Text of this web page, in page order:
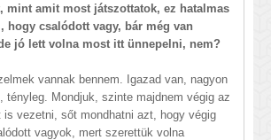
mint amit most játszottatok, ez hatalmas
hogy csalódott vagy, bár még van
jó lett volna most itt ünnepelni, nem?
vannak bennem. Igazad van, nagyon
tényleg. Mondjuk, szinte majdnem végig az
is vezetni, sőt mondhatni azt, hogy végig
vagyok, mert szerettük volna